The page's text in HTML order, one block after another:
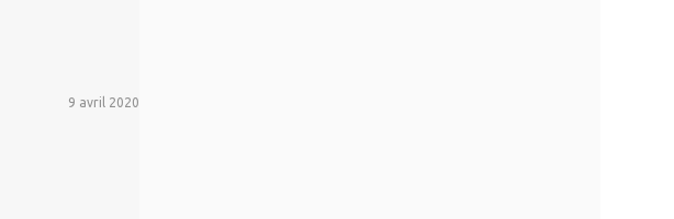
9 avril 2020